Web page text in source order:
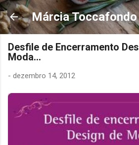
Pular para o conteúdo
Márcia Toccafondo
Desfile de Encerramento
Moda...
- dezembro 14, 2012